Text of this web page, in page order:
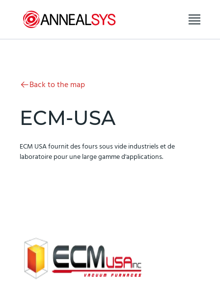
Back to the map
ECM-USA
ECM USA fournit des fours sous vide industriels et de
laboratoire pour une large gamme d'applications.